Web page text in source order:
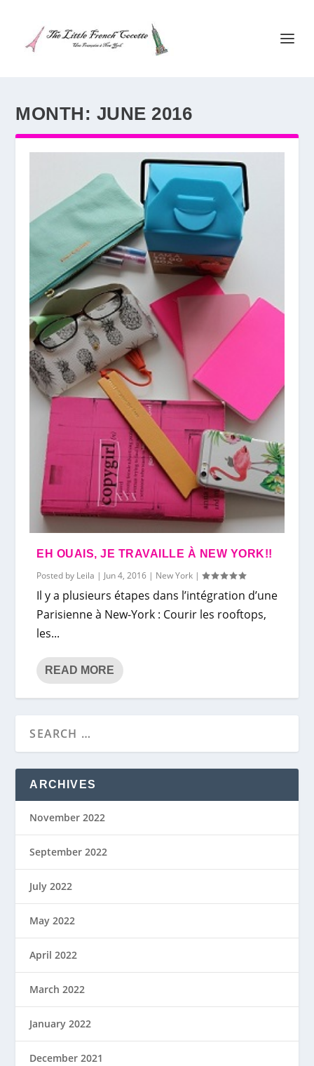
MONTH: JUNE 2016
EH OUAIS, JE TRAVAILLE À NEW YORK!!
Posted by Leila | Jun 4, 2016 | New York |
Il y a plusieurs étapes dans l’intégration d’une
Parisienne à New-York : Courir les rooftops,
les...
READ MORE
ARCHIVES
November 2022
September 2022
July 2022
May 2022
April 2022
March 2022
January 2022
December 2021